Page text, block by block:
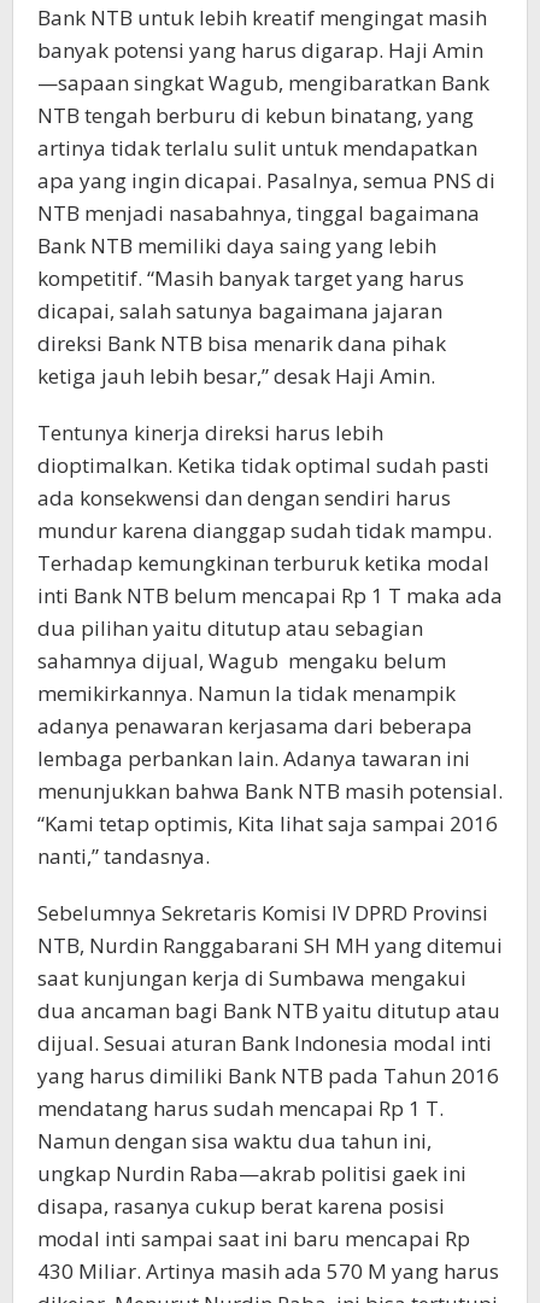
Bank NTB untuk lebih kreatif mengingat masih
banyak potensi yang harus digarap. Haji Amin
—sapaan singkat Wagub, mengibaratkan Bank
NTB tengah berburu di kebun binatang, yang
artinya tidak terlalu sulit untuk mendapatkan
apa yang ingin dicapai. Pasalnya, semua PNS di
NTB menjadi nasabahnya, tinggal bagaimana
Bank NTB memiliki daya saing yang lebih
kompetitif. “Masih banyak target yang harus
dicapai, salah satunya bagaimana jajaran
direksi Bank NTB bisa menarik dana pihak
ketiga jauh lebih besar,” desak Haji Amin.
Tentunya kinerja direksi harus lebih
dioptimalkan. Ketika tidak optimal sudah pasti
ada konsekwensi dan dengan sendiri harus
mundur karena dianggap sudah tidak mampu.
Terhadap kemungkinan terburuk ketika modal
inti Bank NTB belum mencapai Rp 1 T maka ada
dua pilihan yaitu ditutup atau sebagian
sahamnya dijual, Wagub mengaku belum
memikirkannya. Namun Ia tidak menampik
adanya penawaran kerjasama dari beberapa
lembaga perbankan lain. Adanya tawaran ini
menunjukkan bahwa Bank NTB masih potensial.
“Kami tetap optimis, Kita lihat saja sampai 2016
nanti,” tandasnya.
Sebelumnya Sekretaris Komisi IV DPRD Provinsi
NTB, Nurdin Ranggabarani SH MH yang ditemui
saat kunjungan kerja di Sumbawa mengakui
dua ancaman bagi Bank NTB yaitu ditutup atau
dijual. Sesuai aturan Bank Indonesia modal inti
yang harus dimiliki Bank NTB pada Tahun 2016
mendatang harus sudah mencapai Rp 1 T.
Namun dengan sisa waktu dua tahun ini,
ungkap Nurdin Raba—akrab politisi gaek ini
disapa, rasanya cukup berat karena posisi
modal inti sampai saat ini baru mencapai Rp
430 Miliar. Artinya masih ada 570 M yang harus